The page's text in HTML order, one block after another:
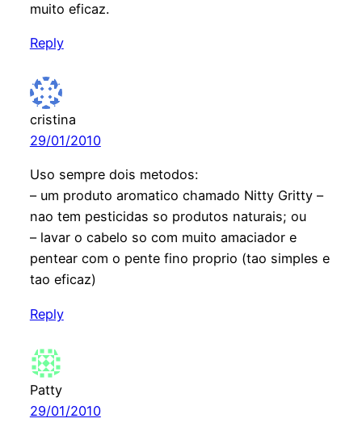
muito eficaz.
Reply
cristina
29/01/2010
Uso sempre dois metodos:
– um produto aromatico chamado Nitty Gritty –
nao tem pesticidas so produtos naturais; ou
– lavar o cabelo so com muito amaciador e
pentear com o pente fino proprio (tao simples e
tao eficaz)
Reply
Patty
29/01/2010